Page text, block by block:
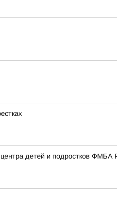
детей и подростков ФМБА